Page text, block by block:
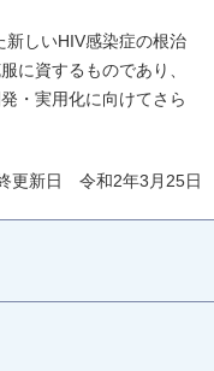
しいHIV感染症の根治
に資するものであり、
・実用化に向けてさら
更新日 令和2年3月25日